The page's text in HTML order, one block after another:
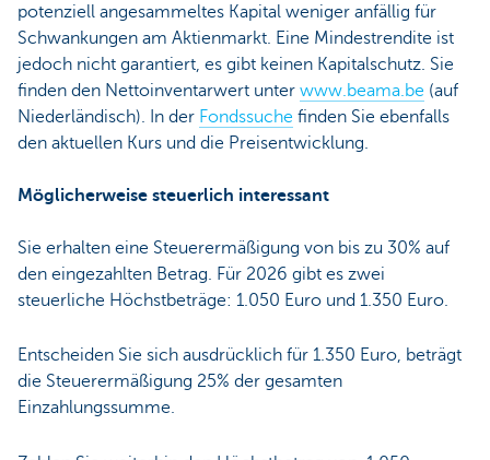
potenziell angesammeltes Kapital weniger anfällig für
Schwankungen am Aktienmarkt. Eine Mindestrendite ist
jedoch nicht garantiert, es gibt keinen Kapitalschutz. Sie
finden den Nettoinventarwert unter www.beama.be (auf
Niederländisch). In der Fondssuche finden Sie ebenfalls
den aktuellen Kurs und die Preisentwicklung.
Möglicherweise steuerlich interessant
Sie erhalten eine Steuerermäßigung von bis zu 30% auf
den eingezahlten Betrag. Für 2026 gibt es zwei
steuerliche Höchstbeträge: 1.050 Euro und 1.350 Euro.
Entscheiden Sie sich ausdrücklich für 1.350 Euro, beträgt
die Steuerermäßigung 25% der gesamten
Einzahlungssumme.